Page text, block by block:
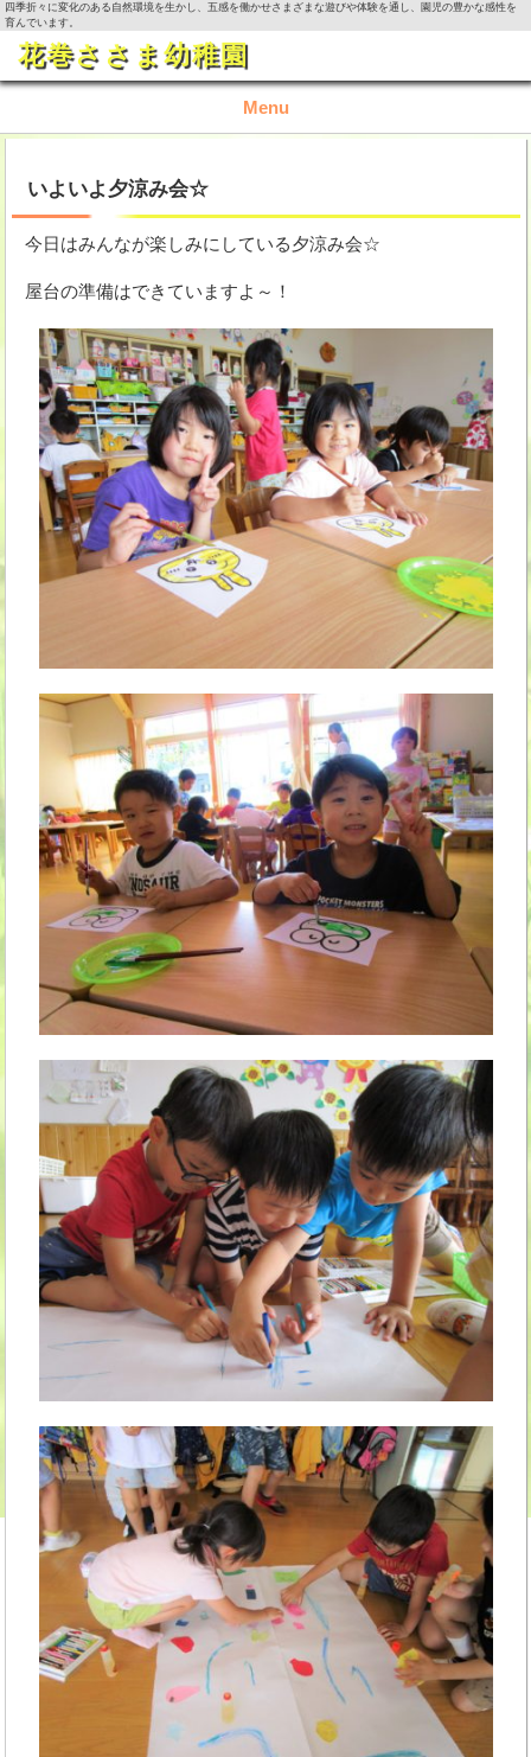
四季折々に変化のある自然環境を生かし、五感を働かせさまざまな遊びや体験を通し、園児の豊かな感性を
育んでいます。
花巻ささま幼稚園
Menu
園の概要
園の生活
入園資料・お問い合わせ
今月の活動
いよいよ夕涼み会☆
今日はみんなが楽しみにしている夕涼み会☆
屋台の準備はできていますよ～！